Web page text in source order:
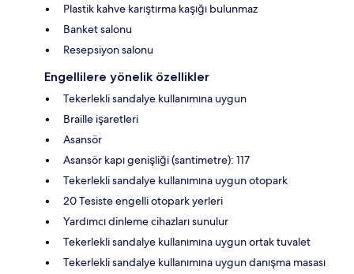
Plastik kahve karıştırma kaşığı bulunmaz
Banket salonu
Resepsiyon salonu
Engellilere yönelik özellikler
Tekerlekli sandalye kullanımına uygun
Braille işaretleri
Asansör
Asansör kapı genişliği (santimetre): 117
Tekerlekli sandalye kullanımına uygun otopark
20 Tesiste engelli otopark yerleri
Yardımcı dinleme cihazları sunulur
Tekerlekli sandalye kullanımına uygun ortak tuvalet
Tekerlekli sandalye kullanımına uygun danışma masası